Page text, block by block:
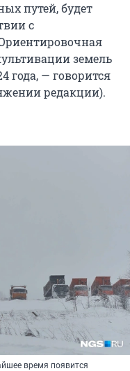
путей, будет
с
земель
года, — говорится
редакции).
время появится